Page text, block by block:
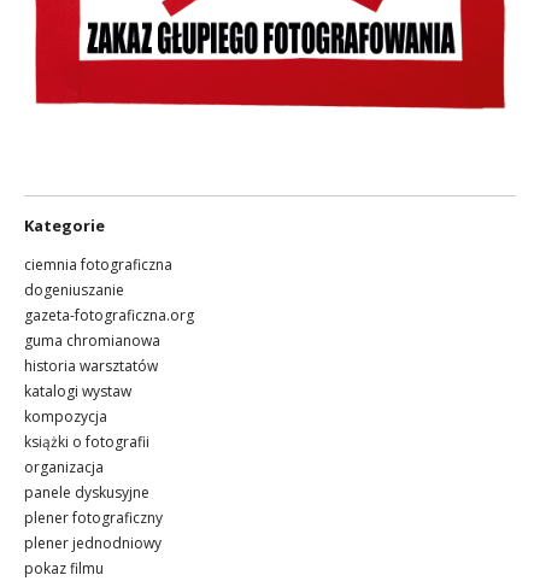
Kategorie
ciemnia fotograficzna
dogeniuszanie
gazeta-fotograficzna.org
guma chromianowa
historia warsztatów
katalogi wystaw
kompozycja
książki o fotografii
organizacja
panele dyskusyjne
plener fotograficzny
plener jednodniowy
pokaz filmu